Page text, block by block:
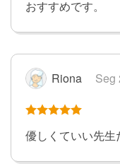
おすすめです。
Riona Seg
優しくていい先生